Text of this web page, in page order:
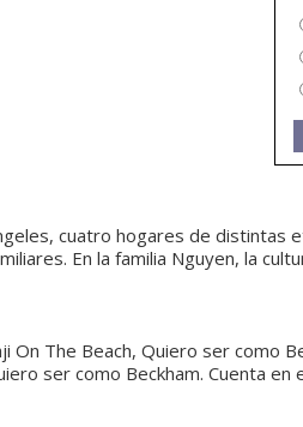
cuatro hogares de distintas
En la familia Nguyen, la
On The Beach, Quiero ser como
ser como Beckham. Cuenta en